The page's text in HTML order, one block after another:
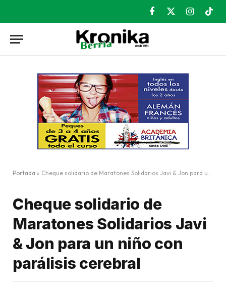
Facebook
X
Instagram
Portada » Cheque solidario de Maratones Solidarios Javi & Jon para un niño con parálisis cerebral
Cheque solidario de
Maratones Solidarios Javi
& Jon para un niño con
parálisis cerebral